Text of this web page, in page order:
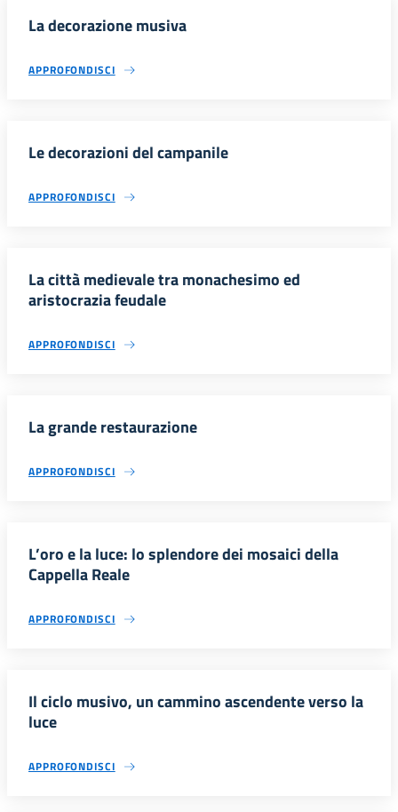
La decorazione musiva
APPROFONDISCI
Le decorazioni del campanile
APPROFONDISCI
La città medievale tra monachesimo ed
aristocrazia feudale
APPROFONDISCI
La grande restaurazione
APPROFONDISCI
L’oro e la luce: lo splendore dei mosaici della
Cappella Reale
APPROFONDISCI
Il ciclo musivo, un cammino ascendente verso la
luce
APPROFONDISCI